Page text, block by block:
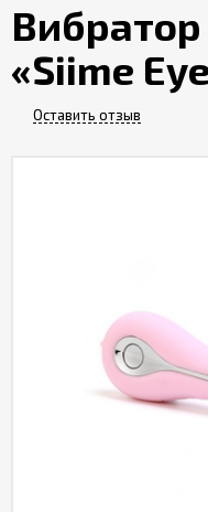
«Siime
Оставить отзыв